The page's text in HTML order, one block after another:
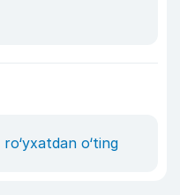
ro‘yxatdan o‘ting